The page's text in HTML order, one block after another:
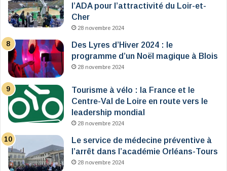
l’ADA pour l’attractivité du Loir-et-
Cher
28 novembre 2024
Des Lyres d’Hiver 2024 : le
programme d’un Noël magique à Blois
28 novembre 2024
Tourisme à vélo : la France et le
Centre-Val de Loire en route vers le
leadership mondial
28 novembre 2024
Le service de médecine préventive à
l’arrêt dans l’académie Orléans-Tours
28 novembre 2024